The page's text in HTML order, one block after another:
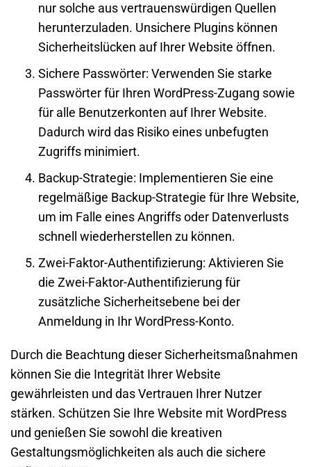
nur solche aus vertrauenswürdigen Quellen
herunterzuladen. Unsichere Plugins können
Sicherheitslücken auf Ihrer Website öffnen.
Sichere Passwörter: Verwenden Sie starke
Passwörter für Ihren WordPress-Zugang sowie
für alle Benutzerkonten auf Ihrer Website.
Dadurch wird das Risiko eines unbefugten
Zugriffs minimiert.
Backup-Strategie: Implementieren Sie eine
regelmäßige Backup-Strategie für Ihre Website,
um im Falle eines Angriffs oder Datenverlusts
schnell wiederherstellen zu können.
Zwei-Faktor-Authentifizierung: Aktivieren Sie
die Zwei-Faktor-Authentifizierung für
zusätzliche Sicherheitsebene bei der
Anmeldung in Ihr WordPress-Konto.
Durch die Beachtung dieser Sicherheitsmaßnahmen
können Sie die Integrität Ihrer Website
gewährleisten und das Vertrauen Ihrer Nutzer
stärken. Schützen Sie Ihre Website mit WordPress
und genießen Sie sowohl die kreativen
Gestaltungsmöglichkeiten als auch die sichere